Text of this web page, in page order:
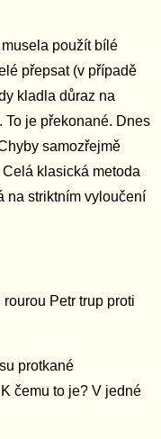
použít bílé
přepsat (v případě
kladla důraz na
. To je překonané. Dnes
samozřejmě
klasická metoda
na striktním vyloučení
Petr trup proti
protkané
K čemu to je? V jedné